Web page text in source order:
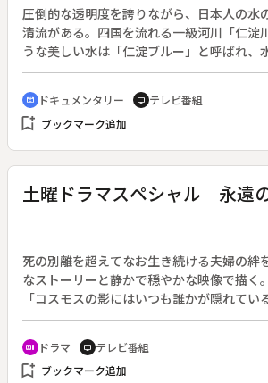
方を見つめる。◆「ザ・ノンフィクション
企画。
圧倒的な透明度を誇りながら、日本人の水
清流がある。四国を流れる一級河川「仁淀
うな美しい水は「仁淀ブルー」と呼ばれ、
に目を向ければ、水遊びに歓声をあげる子
に熱中する漁師など、昔ながらの人と川の
る。そして、驚くべきことに河口までもそ
る。巡る四季のなか、この日本一の清流を
cinematic_blur ドキュメンタリー tv テレビ番組
bookmark_add ブックマーク追加
土曜ドラマスペシャル 永遠
死の別離を超えてなお生き続ける夫婦の絆
なストーリーと静かで穏やかな映像で描く
「コスモスの影にはいつも誰かが隠れて
本。小さな法律事務所の弁護士・山内昭夫
しの容疑で逮捕された倉本（小日向文世）
とになった。山内は倉本夫婦の事件当日の
に阿蘇へ出かけるが、図らずも自分の娘・
recent_actors ドラマ tv テレビ番組
bookmark_add ブックマーク追加